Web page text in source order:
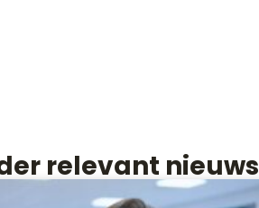
relevant nieuws